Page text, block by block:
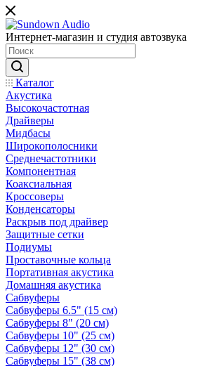
Интернет-магазин и студия автозвука
Каталог
Акустика
Высокочастотная
Драйверы
Мидбасы
Широкополосники
Среднечастотники
Компонентная
Коаксиальная
Кроссоверы
Конденсаторы
Раскрыв под драйвер
Защитные сетки
Подиумы
Проставочные кольца
Портативная акустика
Домашняя акустика
Сабвуферы
Сабвуферы 6.5" (15 см)
Сабвуферы 8" (20 см)
Сабвуферы 10" (25 см)
Сабвуферы 12" (30 см)
Сабвуферы 15" (38 см)